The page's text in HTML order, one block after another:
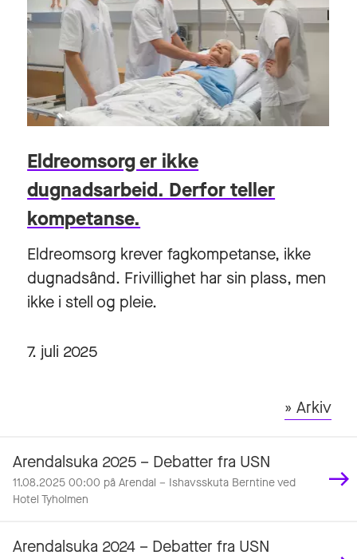
Eldreomsorg er ikke
dugnadsarbeid. Derfor teller
kompetanse.
Eldreomsorg krever fagkompetanse, ikke
dugnadsånd. Frivillighet har sin plass, men
ikke i stell og pleie.
7. juli 2025
» Arkiv
Arendalsuka 2025 – Debatter fra USN
11.08.2025 00:00 på Arendal – Ishavsskuta Berntine ved
Hotel Tyholmen
Arendalsuka 2024 – Debatter fra USN